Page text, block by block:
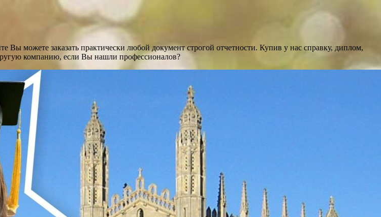
можете заказать практически любой документ строгой отчетности. Купив у нас справку, диплом,
компанию, если Вы нашли профессионалов?